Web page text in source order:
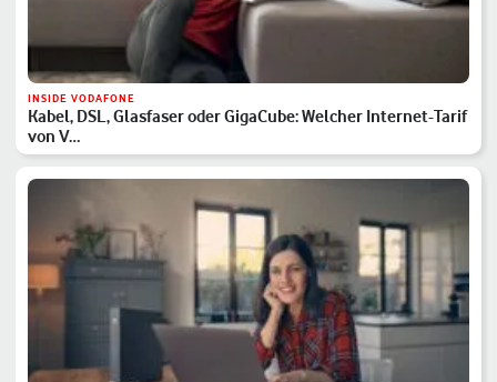
INSIDE VODAFONE
Kabel, DSL, Glasfaser oder GigaCube: Welcher Internet-Tarif
von V…